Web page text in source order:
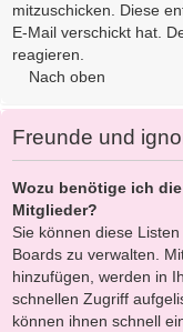
mitzuschicken. Diese
E-Mail verschickt hat.
reagieren.
Nach oben
Freunde und
Wozu benötige ich
Mitglieder?
Sie können diese
Boards zu verwalten.
hinzufügen, werden in
schnellen Zugriff
können ihnen schnell